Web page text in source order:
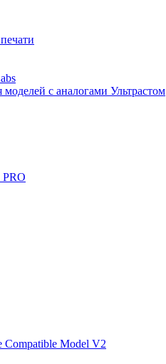
с аналогами Ультрастом
PRO
Compatible Model V2